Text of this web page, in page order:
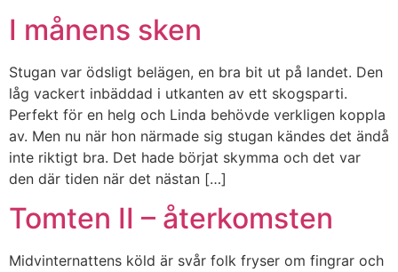
I månens sken
Stugan var ödsligt belägen, en bra bit ut på landet. Den
låg vackert inbäddad i utkanten av ett skogsparti.
Perfekt för en helg och Linda behövde verkligen koppla
av. Men nu när hon närmade sig stugan kändes det ändå
inte riktigt bra. Det hade börjat skymma och det var
den där tiden när det nästan […]
Tomten II – återkomsten
Midvinternattens köld är svår folk fryser om fingrar och